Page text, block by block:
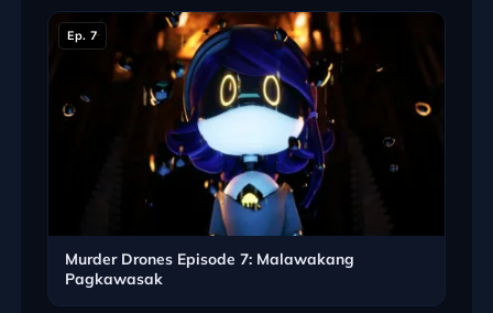
Ep. 7
Murder Drones Episode 7: Malawakang
Pagkawasak